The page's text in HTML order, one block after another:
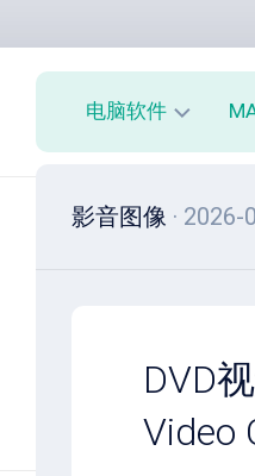
电脑软件
公
办
系
统
具
影音图像 · 2026-
DVD
Video